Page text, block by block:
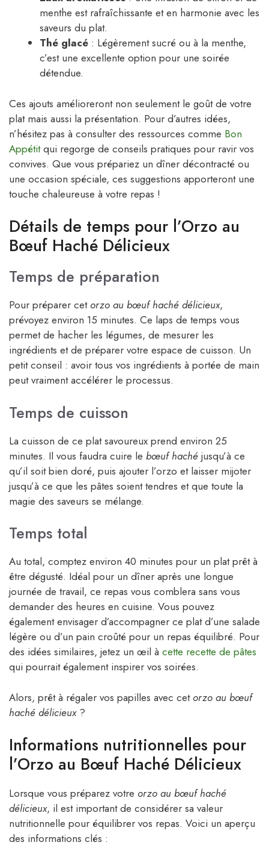
menthe est rafraîchissante et en harmonie avec les
saveurs du plat.
Thé glacé : Légèrement sucré ou à la menthe,
c’est une excellente option pour une soirée
détendue.
Ces ajouts amélioreront non seulement le goût de votre
plat mais aussi la présentation. Pour d’autres idées,
n’hésitez pas à consulter des ressources comme Bon
Appétitqui regorge de conseils pratiques pour ravir vos
convives. Que vous prépariez un dîner décontracté ou
une occasion spéciale, ces suggestions apporteront une
touche chaleureuse à votre repas !
Détails de temps pour l’Orzo au
Bœuf Haché Délicieux
Temps de préparation
Pour préparer cet orzo au bœuf haché délicieux,
prévoyez environ 15 minutes. Ce laps de temps vous
permet de hacher les légumes, de mesurer les
ingrédients et de préparer votre espace de cuisson. Un
petit conseil : avoir tous vos ingrédients à portée de main
peut vraiment accélérer le processus.
Temps de cuisson
La cuisson de ce plat savoureux prend environ 25
minutes. Il vous faudra cuire le bœuf haché jusqu’à ce
qu’il soit bien doré, puis ajouter l’orzo et laisser mijoter
jusqu’à ce que les pâtes soient tendres et que toute la
magie des saveurs se mélange.
Temps total
Au total, comptez environ 40 minutes pour un plat prêt à
être dégusté. Idéal pour un dîner après une longue
journée de travail, ce repas vous comblera sans vous
demander des heures en cuisine. Vous pouvez
également envisager d’accompagner ce plat d’une salade
légère ou d’un pain croûté pour un repas équilibré. Pour
des idées similaires, jetez un œil à cette recette de pâtes
qui pourrait également inspirer vos soirées.
Alors, prêt à régaler vos papilles avec cet orzo au bœuf
haché délicieux?
Informations nutritionnelles pour
l’Orzo au Bœuf Haché Délicieux
Lorsque vous préparez votre orzo au bœuf haché
délicieux, il est important de considérer sa valeur
nutritionnelle pour équilibrer vos repas. Voici un aperçu
des informations clés :